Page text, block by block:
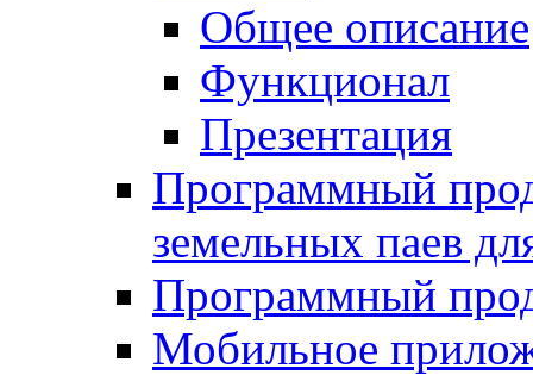
Общее описание
Функционал
Презентация
Программный
земельных паев
Программный
Мобильное